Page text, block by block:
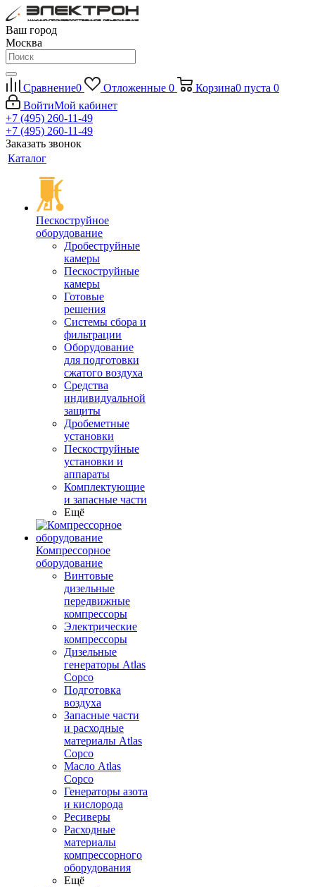
Ваш город
Москва
Сравнение0 Отложенные 0 Корзина0 пуста 0
ВойтиМой кабинет
+7 (495) 260-11-49
+7 (495) 260-11-49
Заказать звонок
Каталог
Пескоструйное
оборудование
Дробеструйные
камеры
Пескоструйные
камеры
Готовые
решения
Системы сбора и
фильтрации
Оборудование
для подготовки
сжатого воздуха
Средства
индивидуальной
защиты
Дробеметные
установки
Пескоструйные
установки и
аппараты
Комплектующие
и запасные части
Ещё
Компрессорное
оборудование
Винтовые
дизельные
передвижные
компрессоры
Электрические
компрессоры
Дизельные
генераторы Atlas
Copco
Подготовка
воздуха
Запасные части
и расходные
материалы Atlas
Copco
Масло Atlas
Copco
Генераторы азота
и кислорода
Ресиверы
Расходные
материалы
компрессорного
оборудования
Ещё